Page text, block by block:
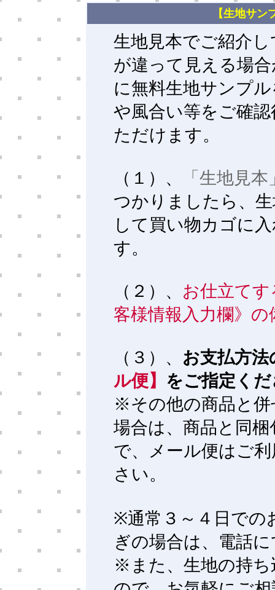
【生地サ
生地見本でご紹介
が違って見える場
に無料生地サンプ
や風合い等をご確
ただけます。
（１）、
「生地見本
つかりましたら、
して買い物カゴに
す。
（２）、 お仕立て
客様情報入力欄》
（３）、 お支払方
ル便】 をご指定く
※その他の商品と
場合は、商品と同
で、メール便はご
さい。
※通常３～４日での
ぎの場合は、電話
※また、生地の持